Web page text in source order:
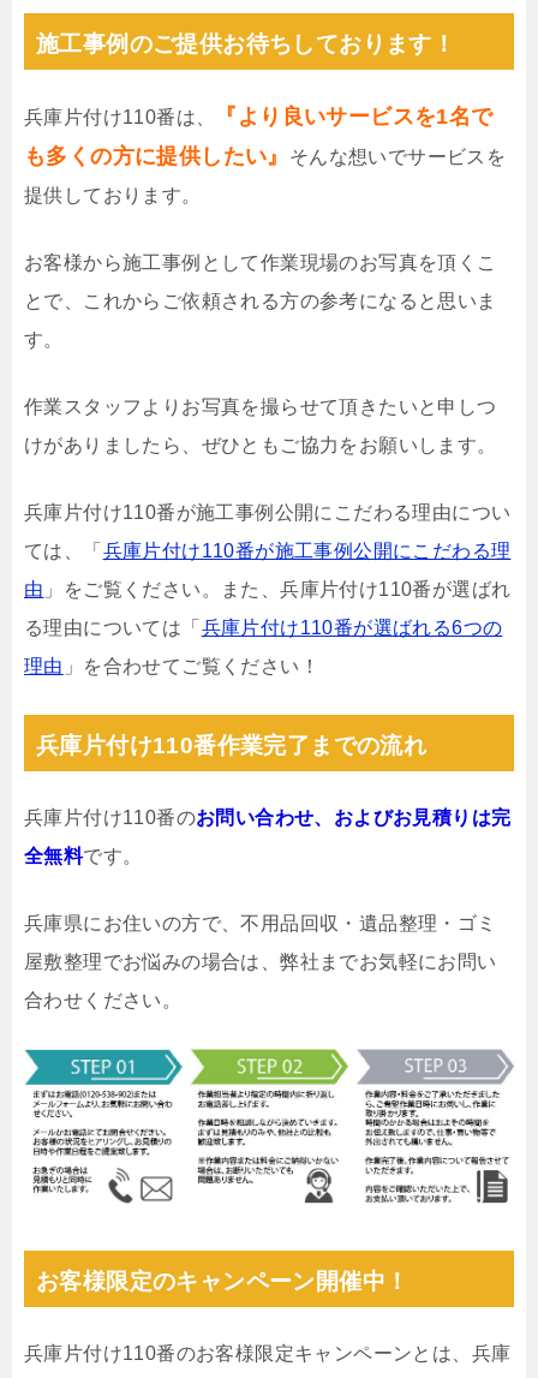
施工事例のご提供お待ちしております！
兵庫片付け110番は、
『より良いサービスを1名で
も多くの方に提供したい』
そんな想いでサービスを
提供しております。
お客様から施工事例として作業現場のお写真を頂くこ
とで、これからご依頼される方の参考になると思いま
す。
作業スタッフよりお写真を撮らせて頂きたいと申しつ
けがありましたら、ぜひともご協力をお願いします。
兵庫片付け110番が施工事例公開にこだわる理由につい
ては、「 兵庫片付け110番が施工事例公開にこだわる理
由 」をご覧ください。また、兵庫片付け110番が選ばれ
る理由については「 兵庫片付け110番が選ばれる6つの
理由 」を合わせてご覧ください！
兵庫片付け110番作業完了までの流れ
兵庫片付け110番のお問い合わせ、およびお見積りは完
全無料です。
兵庫県にお住いの方で、不用品回収・遺品整理・ゴミ
屋敷整理でお悩みの場合は、弊社までお気軽にお問い
合わせください。
お客様限定のキャンペーン開催中！
兵庫片付け110番のお客様限定キャンペーンとは、兵庫